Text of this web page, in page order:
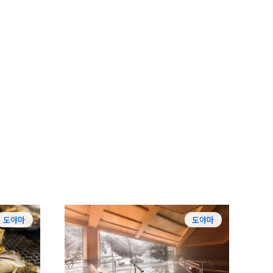
도야마 도야마